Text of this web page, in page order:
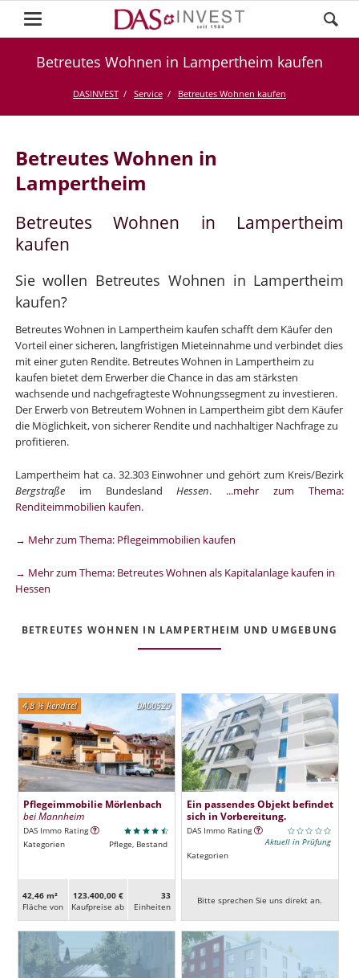
Betreutes Wohnen in Lampertheim kaufen
DASINVEST Service Betreutes Wohnen kaufen
Betreutes Wohnen in
Lampertheim
Betreutes Wohnen in Lampertheim
kaufen
Sie wollen Betreutes Wohnen in Lampertheim
kaufen?
Betreutes Wohnen in Lampertheim kaufen schafft dem Käufer den
Vorteil einer sicheren, langfristigen Mieteinnahme und verbindet dies
mit einer guten Rendite. Betreutes Wohnen in Lampertheim zu
kaufen bietet dem Erwerber die Chance in das am stärksten
wachsende und nachgefragteste Wohnungssegment zu investieren.
Der Erwerb von Betreutem Wohnen in Lampertheim gibt dem Käufer
die Möglichkeit, von sicherer Rendite und nachhaltiger Nachfrage zu
profitieren.
Lampertheim hat ca. 32.303 Einwohner und gehört zum Kreis/Bezirk
Bergstraßeim BundeslandHessen. ...mehr zum Thema:
Renditeimmobilien kaufen.
→ Mehr zum Thema: Pflegeimmobilien kaufen
→ Mehr zum Thema: Betreutes Wohnen als Kapitalanlage kaufen in
Hessen
BETREUTES WOHNEN IN LAMPERTHEIM UND UMGEBUNG
DA00529
4,8 % Rendite!
Pflegeimmobilie Mörlenbach
bei Mannheim
DAS Immo Rating
Kategorien
Pflege, Bestand
42,46 m²
Fläche von
123.400,00 €
Kaufpreise ab
33
Ein­heiten
Ein passendes Objekt befindet
sich in Vorbereitung.
DAS Immo Rating
Aktuell in Prüfung
Kategorien
Bitte sprechen Sie uns direkt an.